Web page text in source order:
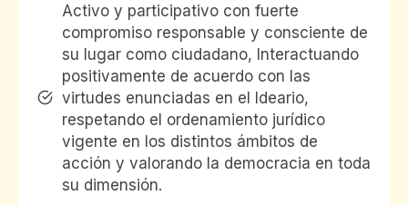
Activo y participativo con fuerte
compromiso responsable y consciente de
su lugar como ciudadano, Interactuando
positivamente de acuerdo con las
virtudes enunciadas en el Ideario,
respetando el ordenamiento jurídico
vigente en los distintos ámbitos de
acción y valorando la democracia en toda
su dimensión.